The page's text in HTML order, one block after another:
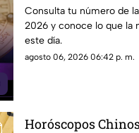
y su significado
Consulta tu número de
2026 y conoce lo que la
este día.
agosto 06, 2026 06:42 p. m.
Horóscopos